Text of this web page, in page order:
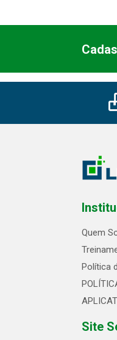
Quem
Política
Site